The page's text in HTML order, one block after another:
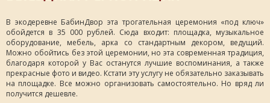
В экодеревне БабинДвор эта трогательная церемония «под ключ»
обойдется в 35 000 рублей. Сюда входит: площадка, музыкальное
оборудование, мебель, арка со стандартным декором, ведущий.
Можно обойтись без этой церемонии, но эта современная традиция,
благодаря которой у Вас останутся лучшие воспоминания, а также
прекрасные фото и видео. Кстати эту услугу не обязательно заказывать
на площадке. Все можно организовать самостоятельно. Но вряд ли
получится дешевле.